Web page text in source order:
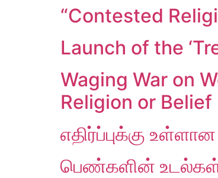
“Contested
Launch of the
Waging War on
Religion or Belief
எதிர்ப்புக்கு
பெண்களின் உடல்கள்